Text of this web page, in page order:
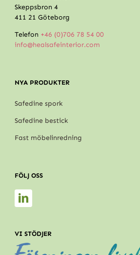
Skeppsbron 4
411 21 Göteborg
Telefon +46 (0)706 78 54 00
info@healsafeinterior.com
NYA PRODUKTER
Safedine spork
Safedine bestick
Fast möbelinredning
FÖLJ OSS
VI STÖDJER